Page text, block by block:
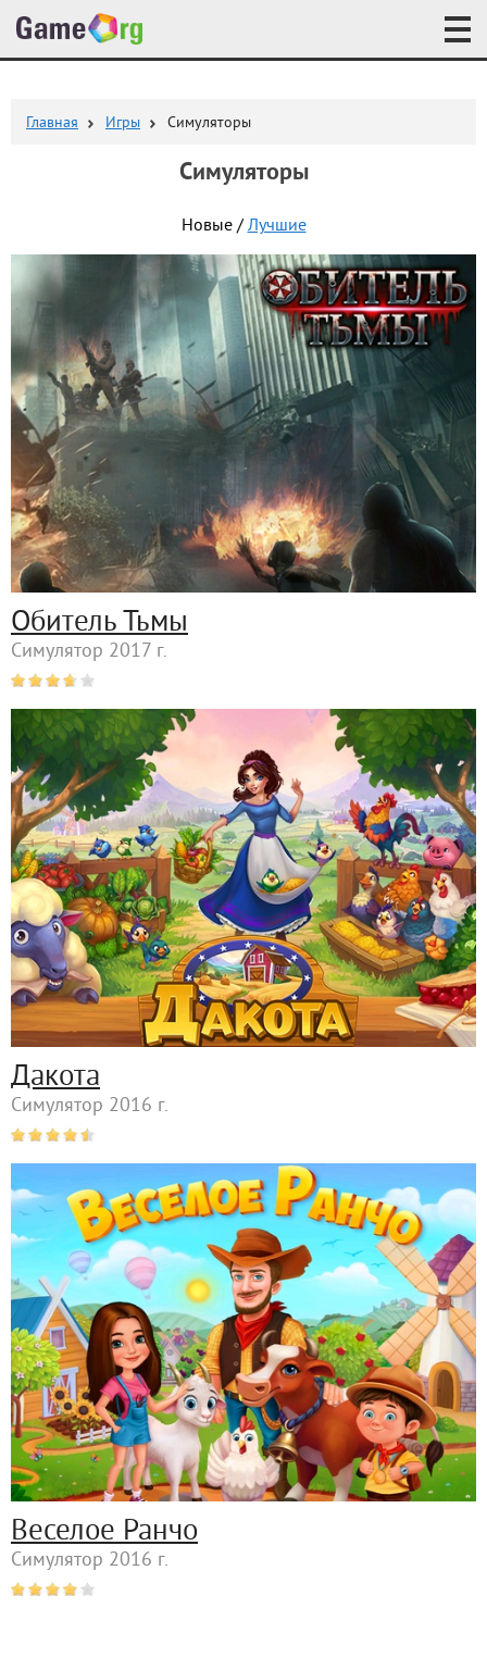
Главная Игры Симуляторы
Симуляторы
Новые /Лучшие
Обитель Тьмы
Симулятор 2017 г.
Дакота
Симулятор 2016 г.
Веселое Ранчо
Симулятор 2016 г.